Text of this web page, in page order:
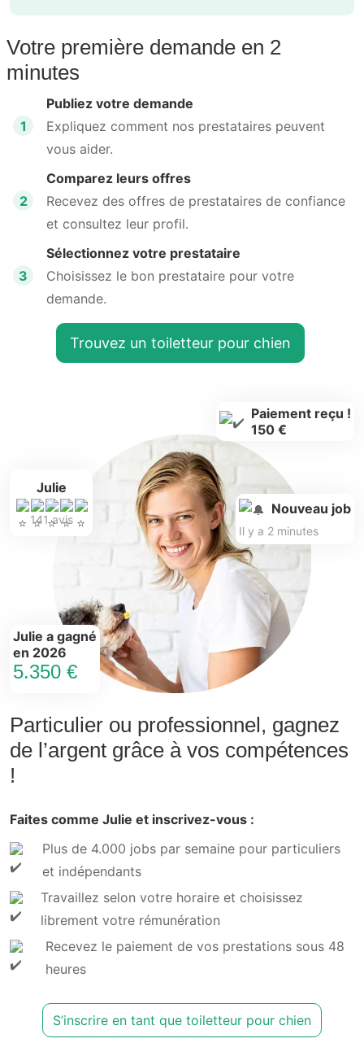
Votre première demande en 2
minutes
1
Publiez votre demande
Expliquez comment nos prestataires peuvent
vous aider.
2
Comparez leurs offres
Recevez des offres de prestataires de confiance
et consultez leur profil.
3
Sélectionnez votre prestataire
Choisissez le bon prestataire pour votre
demande.
Trouvez un toiletteur pour chien
Particulier ou professionnel, gagnez
de l’argent grâce à vos compétences
!
Faites comme Julie et inscrivez-vous :
Plus de 4.000 jobs par semaine pour particuliers
et indépendants
Travaillez selon votre horaire et choisissez
librement votre rémunération
Recevez le paiement de vos prestations sous 48
heures
S’inscrire en tant que toiletteur pour chien
Julie
141 avis
Julie a gagné
en 2026
5.350 €
Paiement reçu !
150 €
Nouveau job
Il y a 2 minutes